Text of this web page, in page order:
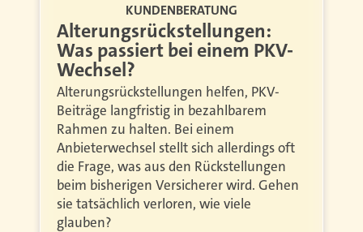
KUNDENBERATUNG
Alterungsrückstellungen:
Was passiert bei einem PKV-
Wechsel?
Alterungsrückstellungen helfen, PKV-
Beiträge langfristig in bezahlbarem
Rahmen zu halten. Bei einem
Anbieterwechsel stellt sich allerdings oft
die Frage, was aus den Rückstellungen
beim bisherigen Versicherer wird. Gehen
sie tatsächlich verloren, wie viele
glauben?